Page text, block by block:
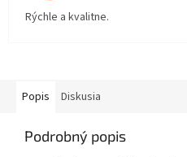
Popis Diskusia
Podrobný popis
Rýchle a kvalitne.